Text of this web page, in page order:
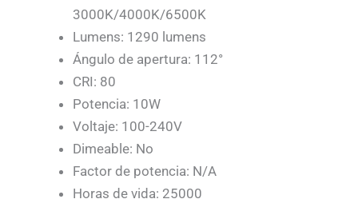
3000K/4000K/6500K
Lumens: 1290 lumens
Ángulo de apertura: 112°
CRI: 80
Potencia: 10W
Voltaje: 100-240V
Dimeable: No
Factor de potencia: N/A
Horas de vida: 25000